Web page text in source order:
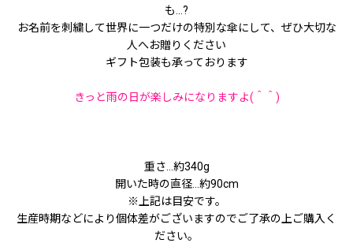
も...?
お名前を刺繍して世界に一つだけの特別な傘にして、ぜひ大切な
人へお贈りください
ギフト包装も承っております
きっと雨の日が楽しみになりますよ(＾＾)
重さ…約340g
開いた時の直径…約90cm
※上記は目安です。
生産時期などにより個体差がございますのでご了承の上ご購入く
ださい。